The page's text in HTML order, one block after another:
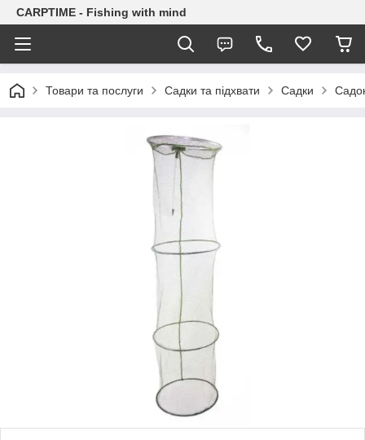
CARPTIME - Fishing with mind
Товари та послуги Садки та підхвати Садки